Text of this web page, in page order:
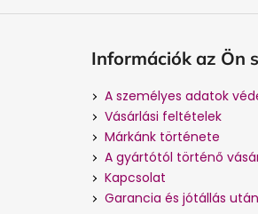
Információk az Ön
A személyes adatok
Vásárlási feltételek
Márkánk története
A gyártótól történő
Kapcsolat
Garancia és jótállás